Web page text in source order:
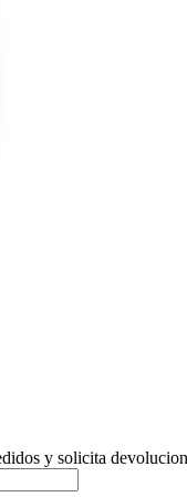
y solicita